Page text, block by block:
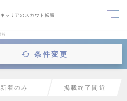
ャリアのスカウト転職
報
条件変更
新着のみ 掲載終了間近